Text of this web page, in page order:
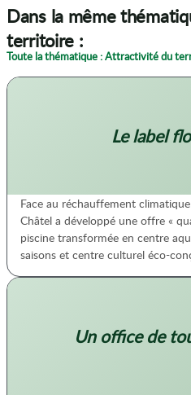
Dans la même
territoire :
Toute la thématique : Attractivité du
Le label
Face au réchauffement
Châtel a développé une offre «
piscine transformée en centre
saisons et centre culturel éco-
Un office de